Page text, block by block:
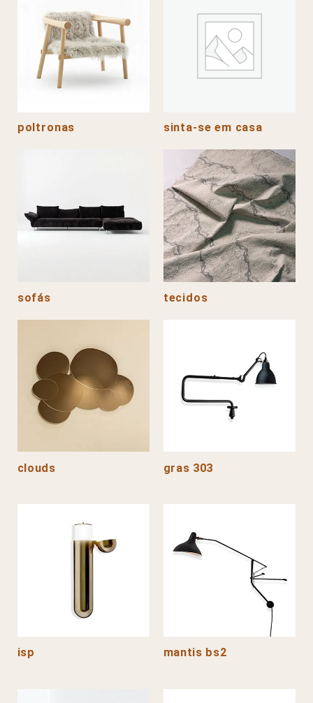
poltronas sinta-se em casa
sofás tecidos
clouds gras 303
isp mantis bs2